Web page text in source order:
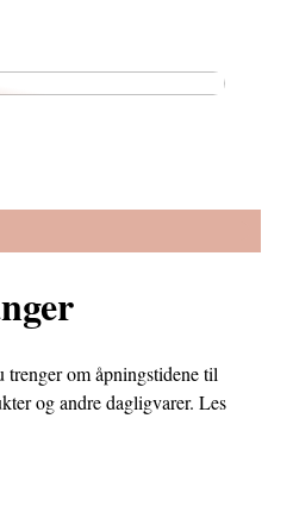
Mursteinens rolle i
om åpningstidene til
og andre dagligvarer. Les